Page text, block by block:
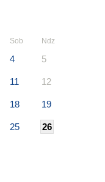
Sob Ndz
4 5
11 12
18 19
25 26